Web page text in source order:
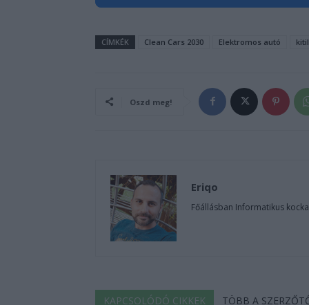
CÍMKÉK Clean Cars 2030 Elektromos autó
Oszd meg!
Eriqo
Főállásban Informatikus
KAPCSOLÓDÓ CIKKEK TÖBB A